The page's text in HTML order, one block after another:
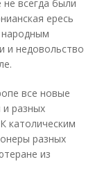
всегда были
ересь
народным
и недовольство
все новые
и разных
католическим
разных
из